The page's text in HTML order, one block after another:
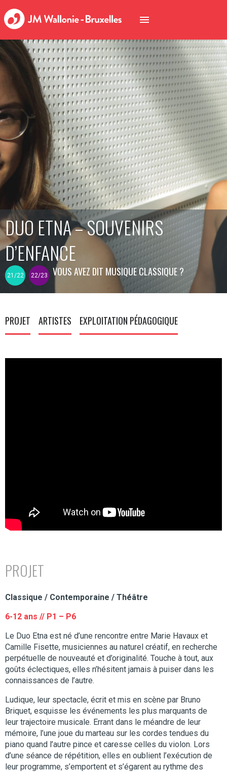
DUO ETNA – SOUVENIRS
D’ENFANCE
21/22 22/23 VOUS AVEZ DIT MUSIQUE CLASSIQUE ?
PROJET ARTISTES EXPLOITATION PÉDAGOGIQUE
PROJET
Classique / Contemporaine / Théâtre
6-12 ans // P1 – P6
Le Duo Etna est né d’une rencontre entre Marie Havaux et
Camille Fisette, musiciennes au naturel créatif, en recherche
perpétuelle de nouveauté et d’originalité. Touche à tout, aux
goûts éclectiques, elles n’hésitent jamais à puiser dans les
connaissances de l’autre.
Ludique, leur spectacle, écrit et mis en scène par Bruno
Briquet, esquisse les événements les plus marquants de
leur trajectoire musicale. Errant dans le méandre de leur
mémoire, l’une joue du marteau sur les cordes tendues du
piano quand l’autre pince et caresse celles du violon. Lors
d’une séance de répétition, elles en oublient l’exécution de
leur programme, s’emportent et s’égarent au rythme des